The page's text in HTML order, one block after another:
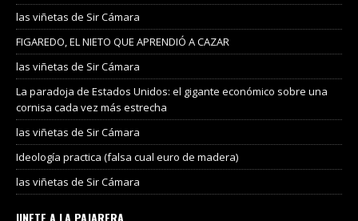
las viñetas de Sir Cámara
FIGAREDO, EL NIETO QUE APRENDIÓ A CAZAR
las viñetas de Sir Cámara
La paradoja de Estados Unidos: el gigante económico sobre una
cornisa cada vez más estrecha
las viñetas de Sir Cámara
Ideología practica (falsa cual euro de madera)
las viñetas de Sir Cámara
UNETE A LA PAJARERA